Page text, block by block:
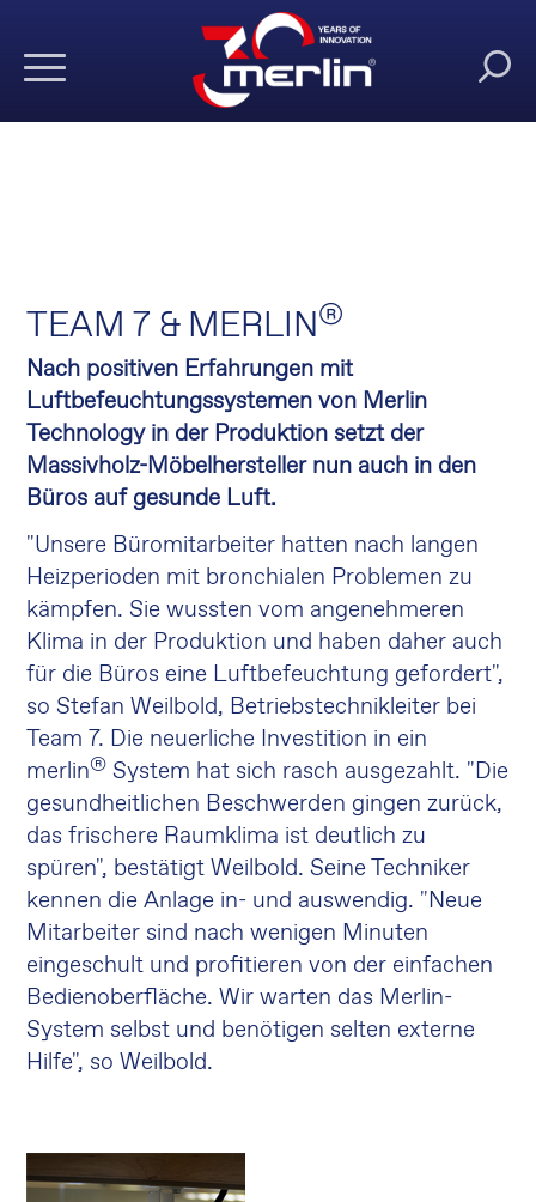
TEAM 7 & MERLIN®
Nach positiven Erfahrungen mit
Luftbefeuchtungssystemen von Merlin
Technology in der Produktion setzt der
Massivholz-Möbelhersteller nun auch in den
Büros auf gesunde Luft.
"Unsere Büromitarbeiter hatten nach langen
Heizperioden mit bronchialen Problemen zu
kämpfen. Sie wussten vom angenehmeren
Klima in der Produktion und haben daher auch
für die Büros eine Luftbefeuchtung gefordert",
so Stefan Weilbold, Betriebstechnikleiter bei
Team 7. Die neuerliche Investition in ein
merlin® System hat sich rasch ausgezahlt. "Die
gesundheitlichen Beschwerden gingen zurück,
das frischere Raumklima ist deutlich zu
spüren", bestätigt Weilbold. Seine Techniker
kennen die Anlage in- und auswendig. "Neue
Mitarbeiter sind nach wenigen Minuten
eingeschult und profitieren von der einfachen
Bedienoberfläche. Wir warten das Merlin-
System selbst und benötigen selten externe
Hilfe", so Weilbold.